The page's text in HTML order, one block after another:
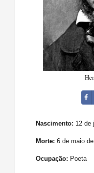
Nascimento: 12 de
Morte: 6 de maio
Ocupação: Poeta